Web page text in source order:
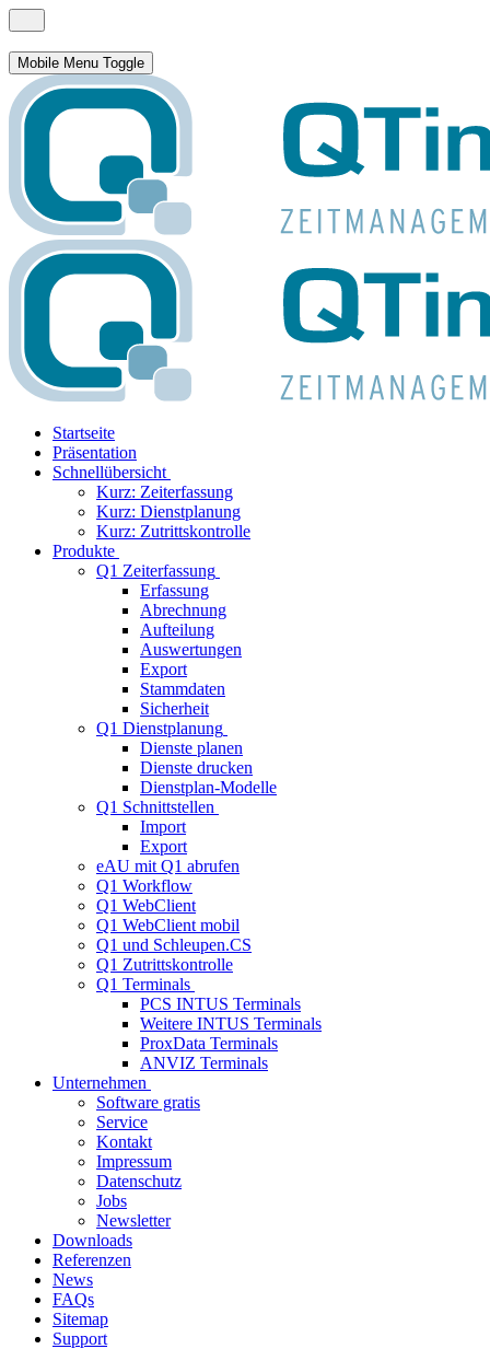
Mobile Menu Toggle
Startseite
Präsentation
Schnellübersicht
Kurz: Zeiterfassung
Kurz: Dienstplanung
Kurz: Zutrittskontrolle
Produkte
Q1 Zeiterfassung
Erfassung
Abrechnung
Aufteilung
Auswertungen
Export
Stammdaten
Sicherheit
Q1 Dienstplanung
Dienste planen
Dienste drucken
Dienstplan-Modelle
Q1 Schnittstellen
Import
Export
eAU mit Q1 abrufen
Q1 Workflow
Q1 WebClient
Q1 WebClient mobil
Q1 und Schleupen.CS
Q1 Zutrittskontrolle
Q1 Terminals
PCS INTUS Terminals
Weitere INTUS Terminals
ProxData Terminals
ANVIZ Terminals
Unternehmen
Software gratis
Service
Kontakt
Impressum
Datenschutz
Jobs
Newsletter
Downloads
Referenzen
News
FAQs
Sitemap
Support